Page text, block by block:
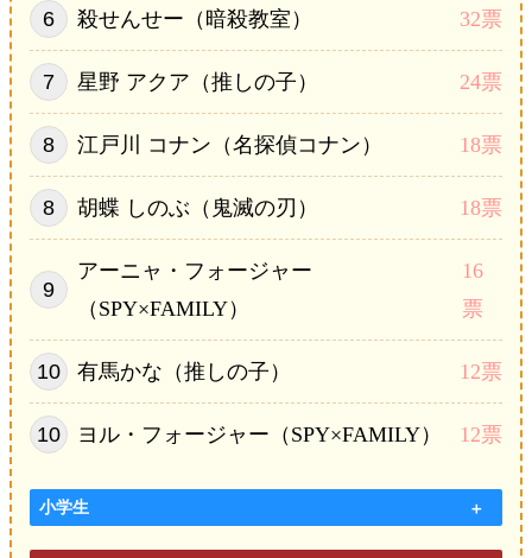
殺せんせー（暗殺教室） 32票
星野 アクア（推しの子） 24票
江戸川 コナン（名探偵コナン） 18票
胡蝶 しのぶ（鬼滅の刃） 18票
アーニャ・フォージャー
（SPY×FAMILY）
16
票
有馬かな（推しの子） 12票
ヨル・フォージャー（SPY×FAMILY） 12票
小学生